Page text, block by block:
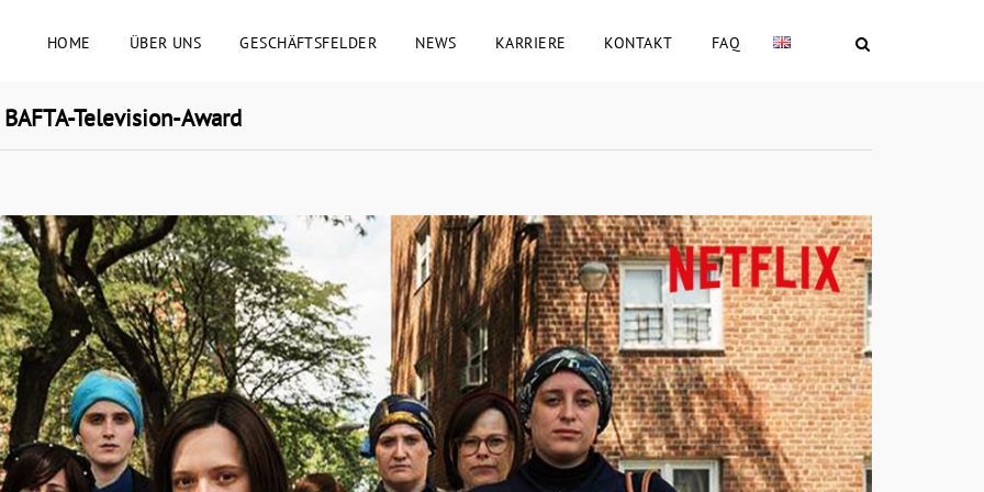
HOME ÜBER UNS GESCHÄFTSFELDER NEWS KARRIERE KONTAKT FAQ
Television-Award